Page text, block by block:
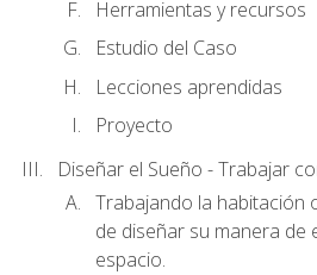
Herramientas y recursos
Estudio del Caso
Lecciones aprendidas
Proyecto
Diseñar el Sueño - Trabajar
Trabajando la habitación
de diseñar su manera de
espacio.